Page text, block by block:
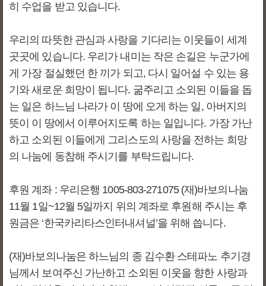
히 수업을 받고 있습니다.
우리의 따뜻한 관심과 사랑을 기다리는 이웃들이 세계
곳곳에 있습니다. 우리가 내미는 작은 손길은 누군가에
게 가장 절실했던 한 끼가 되고, 다시 일어설 수 있는 용
기와 새로운 희망이 됩니다. 굶주리고 소외된 이들을 돕
는 일은 하느님 나라가 이 땅에 오게 하는 일, 아버지의
뜻이 이 땅에서 이루어지도록 하는 일입니다. 가장 가난
하고 소외된 이들에게 그리스도의 사랑을 전하는 희망
의 나눔에 동참해 주시기를 부탁드립니다.
후원 계좌 : 우리은행 1005-803-271075 (재)바보의나눔
11월 1일~12월 5일까지 위의 계좌로 후원해 주시는 후
원금은 ‘한국카리타스인터내셔널’을 위해 씁니다.
(재)바보의나눔은 하느님의 종 김수환 스테파노 추기경
님께서 보여주신 가난하고 소외된 이웃을 향한 사랑과